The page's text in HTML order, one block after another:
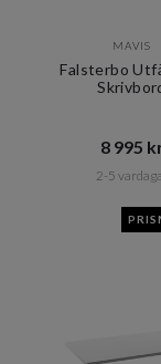
MAVIS
Falsterbo
8 995
2-5